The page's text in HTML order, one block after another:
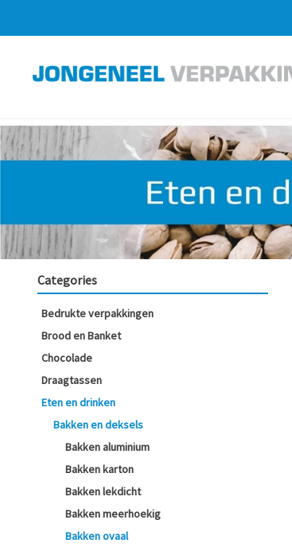
Categories
Bedrukte verpakkingen
Brood en Banket
Chocolade
Draagtassen
Eten en drinken
Bakken en deksels
Bakken aluminium
Bakken karton
Bakken lekdicht
Bakken meerhoekig
Bakken ovaal